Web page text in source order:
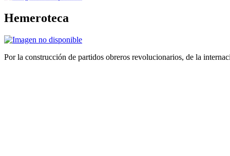
Hemeroteca
Por la construcción de partidos obreros revolucionarios, de la